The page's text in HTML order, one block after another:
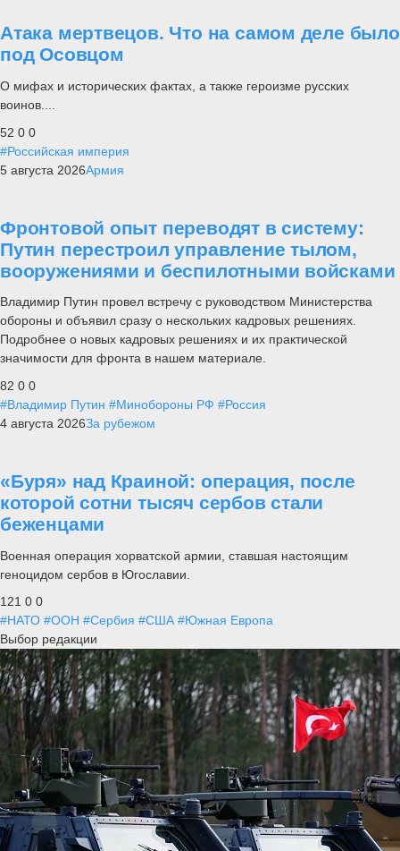
Атака мертвецов. Что на самом деле было
под Осовцом
О мифах и исторических фактах, а также героизме русских
воинов....
52 0 0
#Российская империя
5 августа 2026Армия
Фронтовой опыт переводят в систему:
Путин перестроил управление тылом,
вооружениями и беспилотными войсками
Владимир Путин провел встречу с руководством Министерства
обороны и объявил сразу о нескольких кадровых решениях.
Подробнее о новых кадровых решениях и их практической
значимости для фронта в нашем материале.
82 0 0
#Владимир Путин #Минобороны РФ #Россия
4 августа 2026За рубежом
«Буря» над Краиной: операция, после
которой сотни тысяч сербов стали
беженцами
Военная операция хорватской армии, ставшая настоящим
геноцидом сербов в Югославии.
121 0 0
#НАТО #ООН #Сербия #США #Южная Европа
Выбор редакции